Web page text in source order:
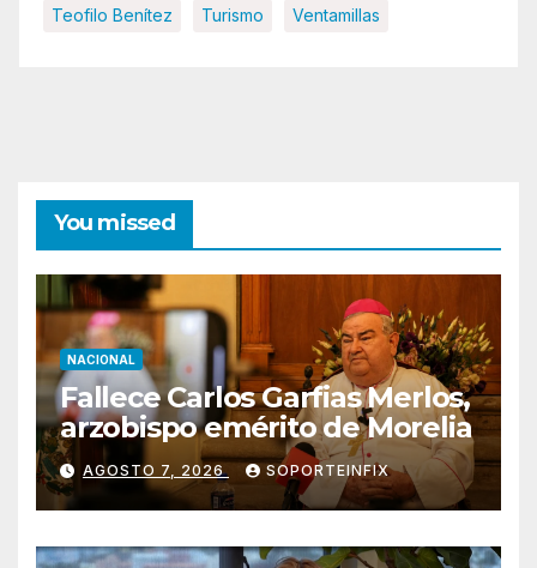
Teofilo Benítez Turismo Ventamillas
You missed
NACIONAL
Fallece Carlos Garfias Merlos,
arzobispo emérito de Morelia
AGOSTO 7, 2026 SOPORTEINFIX